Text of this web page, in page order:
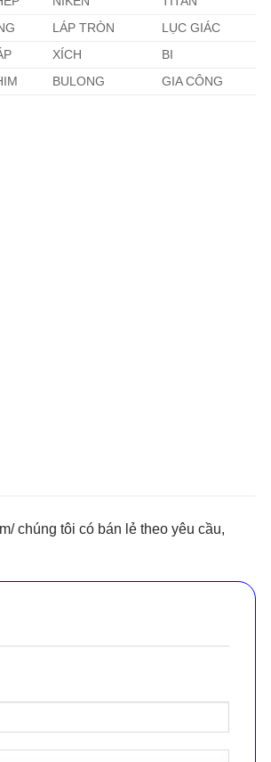
LÁP TRÒN
LỤC GIÁC
XÍCH
BI
BULONG GIA CÔNG
chúng tôi có bán lẻ theo yêu cầu,